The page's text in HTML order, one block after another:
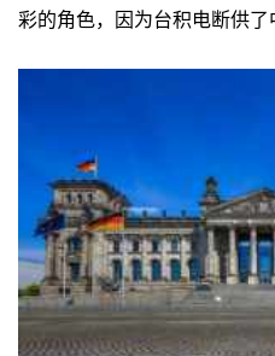
彩的角色，因为台积电断供了